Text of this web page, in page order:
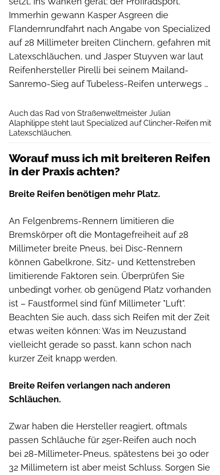
Immerhin gewann Kasper Asgreen die
Flandernrundfahrt nach Angabe von Specialized
auf 28 Millimeter breiten Clinchern, gefahren mit
Latexschläuchen, und Jasper Stuyven war laut
Reifenhersteller Pirelli bei seinem Mailand-
Sanremo-Sieg auf Tubeless-Reifen unterwegs …
Auch das Rad von Straßenweltmeister Julian
Alaphilippe steht laut Specialized auf Clincher-Reifen mit
Latexschläuchen.
Worauf muss ich mit breiteren Reifen
in der Praxis achten?
Breite Reifen benötigen mehr Platz.
An Felgenbrems-Rennern limitieren die
Bremskörper oft die Montagefreiheit auf 28
Millimeter breite Pneus, bei Disc-Rennern
können Gabelkrone, Sitz- und Kettenstreben
limitierende Faktoren sein. Überprüfen Sie
unbedingt vorher, ob genügend Platz vorhanden
ist – Faustformel sind fünf Millimeter "Luft".
Beachten Sie auch, dass sich Reifen mit der Zeit
etwas weiten können: Was im Neuzustand
vielleicht gerade so passt, kann schon nach
kurzer Zeit knapp werden.
Breite Reifen verlangen nach anderen
Schläuchen.
Zwar haben die Hersteller reagiert, oftmals
passen Schläuche für 25er-Reifen auch noch
bei 28-Millimeter-Pneus, spätestens bei 30 oder
32 Millimetern ist aber meist Schluss. Sorgen Sie